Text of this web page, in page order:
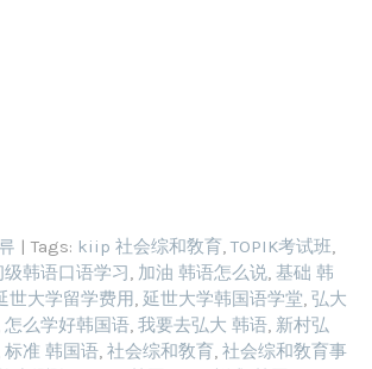
| Tags: kiip 社会综和敎育,TOPIK考试班,
级韩语口语学习 , 加油 韩语怎么说, 基础 韩
世大学留学费用 , 延世大学韩国语学堂, 弘大
怎么学好韩国语, 我要去弘大 韩语, 新村弘
标准 韩国语, 社会综和敎育, 社会综和敎育事